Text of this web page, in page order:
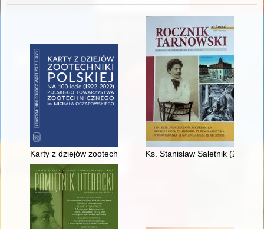
Karty z dziejów zootechniki polskiej : na 100-lecie (1922-
Ks. Stanisław Saletnik (23 IX